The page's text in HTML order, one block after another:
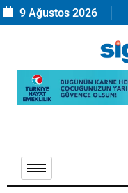
9 Ağustos 2026